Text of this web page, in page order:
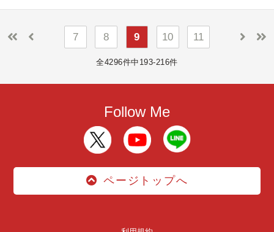
7 8 9 10 11
全4296件中193-216件
Follow Me
ページトップへ